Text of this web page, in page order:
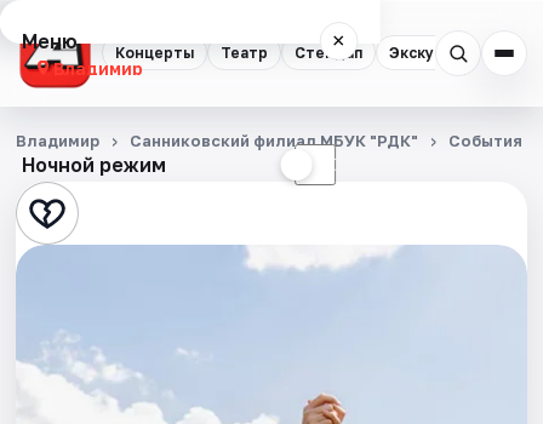
Концерты Театр Стендап Экскурсии
Меню ×
Владимир
Концерты
Театр
Стендап
События
Ночной режим ☾
Владимир Санниковский филиал МБУК "РДК" События